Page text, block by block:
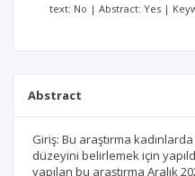
text: No | Abstract: Yes |
Abstract
Giriş: Bu araştırma
düzeyini belirlemek için
yapılan bu araştırma Aralık